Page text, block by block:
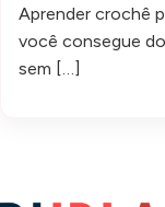
Aprender crochê
você consegue
sem […]